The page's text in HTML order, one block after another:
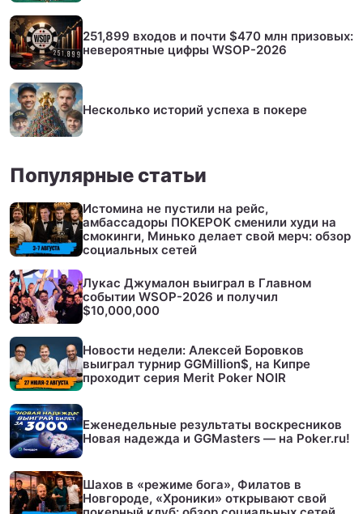
251,899 входов и почти $470 млн призовых:
невероятные цифры WSOP-2026
Несколько историй успеха в покере
Популярные статьи
Истомина не пустили на рейс,
амбассадоры ПОКЕРОК сменили худи на
смокинги, Минько делает свой мерч: обзор
социальных сетей
Лукас Джумалон выиграл в Главном
событии WSOP-2026 и получил
$10,000,000
Новости недели: Алексей Боровков
выиграл турнир GGMillion$, на Кипре
проходит серия Merit Poker NOIR
Еженедельные результаты воскресников
Новая надежда и GGMasters — на Poker.ru!
Шахов в «режиме бога», Филатов в
Новгороде, «Хроники» открывают свой